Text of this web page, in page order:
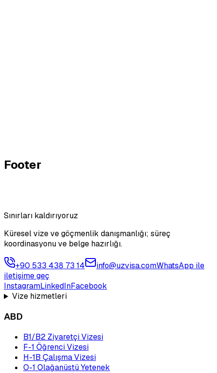
Footer
Sınırları kaldırıyoruz
Küresel vize ve göçmenlik danışmanlığı; süreç
koordinasyonu ve belge hazırlığı.
+90 533 438 73 14 info@uzvisa.comWhatsApp ile
iletişime geç
InstagramLinkedInFacebook
Vize hizmetleri
ABD
B1/B2 Ziyaretçi Vizesi
F-1 Öğrenci Vizesi
H-1B Çalışma Vizesi
O-1 Olağanüstü Yetenek